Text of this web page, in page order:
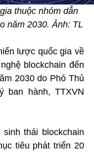
thuộc nhóm dẫn
năm 2030. Ảnh: TL
lược quốc gia về
blockchain đến
2030 do Phó Thủ
hành, TTXVN
thái blockchain
tiêu phát triển 20